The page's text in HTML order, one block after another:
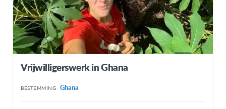
Vrijwilligerswerk in Ghana
BESTEMMING Ghana